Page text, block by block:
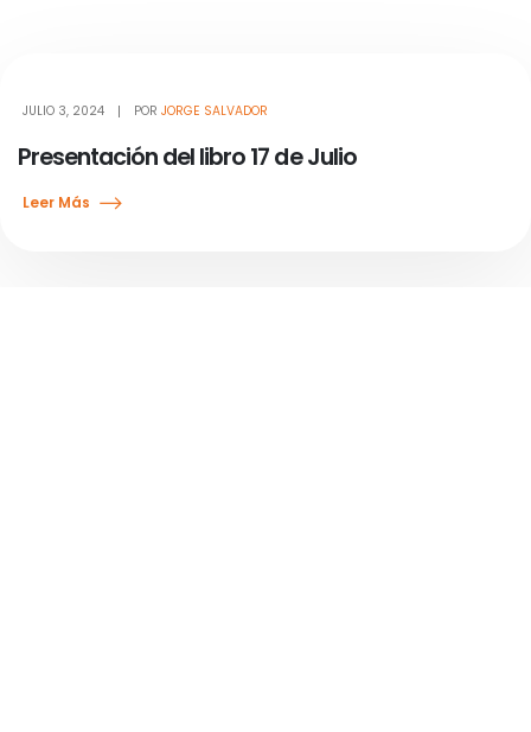
JULIO 3, 2024 POR JORGE SALVADOR
Presentación del libro 17 de Julio
Leer Más